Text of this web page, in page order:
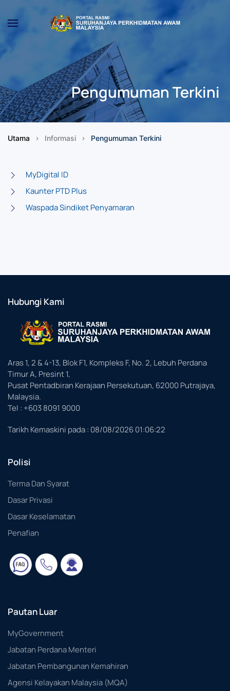
Skip to main content
Pengumuman Terkini
Utama Informasi Pengumuman Terkini
MyDigital ID
Kaunter PTD Plus
Waspada Sindiket Penyamaran
Hubungi Kami
Aras 1, 2 & 4-13, Blok F1, Kompleks F, No. 2, Lebuh Perdana
Timur A, Presint 1,
Pusat Pentadbiran Kerajaan Persekutuan, 62000 Putrajaya,
Malaysia.
Tel : +603 8091 9000
Tarikh Kemaskini pada : 08/08/2026 01:06:22
Polisi
Terma Dan Syarat
Dasar Privasi
Dasar Keselamatan
Penafian
Pautan Luar
MyGovernment
Jabatan Perdana Menteri
Jabatan Pembangunan Kemahiran
Agensi Kelayakan Malaysia (MQA)